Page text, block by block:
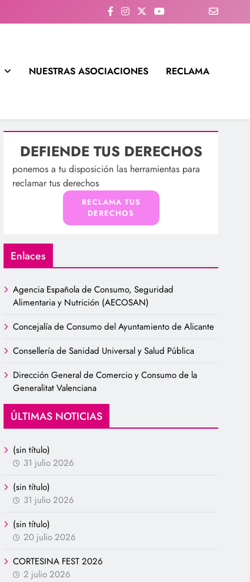
NUESTRAS ASOCIACIONES RECLAMA
DEFIENDE TUS DERECHOS
ponemos a tu disposición las herramientas para
reclamar tus derechos
RECLAMA TUS
DERECHOS
Enlaces
Agencia Española de Consumo, Seguridad
Alimentaria y Nutrición (AECOSAN)
Concejalía de Consumo del Ayuntamiento de Alicante
Consellería de Sanidad Universal y Salud Pública
Dirección General de Comercio y Consumo de la
Generalitat Valenciana
ÚLTIMAS NOTICIAS
(sin título)
31 julio 2026
(sin título)
31 julio 2026
(sin título)
20 julio 2026
CORTESINA FEST 2026
2 julio 2026